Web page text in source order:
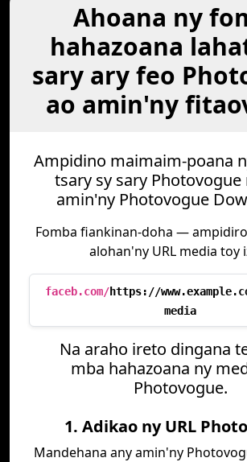
Ahoana ny
hahazoana
sary ary feo
ao amin'ny
Ampidino maimaim-poana
tsary sy sary Photovogue
amin'ny Photovogue
Fomba fiankinan-doha —
alohan'ny URL media toy
faceb.com/https://
media
Na araho ireto dingana
mba hahazoana ny
Photovogue.
1. Adikao ny URL
Mandehana any amin'ny